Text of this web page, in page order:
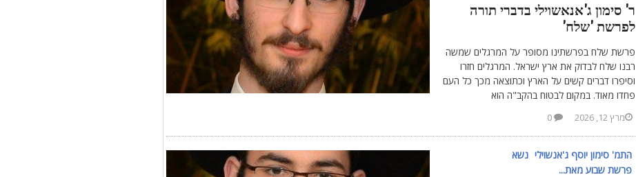
ר' סימון ג'אנאשוילי בדברי תורה
לפרשת 'שלח'
פרשת שלח בפרשתינו מסופר על המרגלים שמשה
רבנו שלח לבדוק את ארץ ישראל. המרגלים חזרו
וסיפרו דברים קשים על הארץ וכתוצאה מכך כל העם
פחדו מאוד. במקום לבטוח בהקב"ה הוא
מרץ 12, 2026
התמ' סימון יוסף ג'אנשוילי נשא
פרשת שבוע מאת...